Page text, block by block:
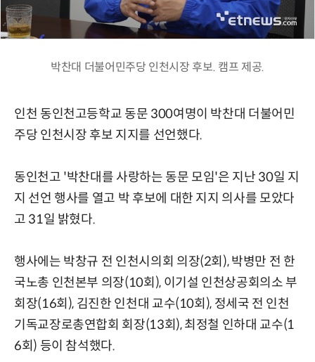
박찬대 더불어민주당 인천시장 후보. 캠프 제공.
인천 동인천고등학교 동문 300여명이 박찬대 더불어민
주당 인천시장 후보 지지를 선언했다.
동인천고 '박찬대를 사랑하는 동문 모임'은 지난 30일 지
지 선언 행사를 열고 박 후보에 대한 지지 의사를 모았다
고 31일 밝혔다.
행사에는 박창규 전 인천시의회 의장(2회), 박병만 전 한
국노총 인천본부 의장(10회), 이기설 인천상공회의소 부
회장(16회), 김진한 인천대 교수(10회), 정세국 전 인천
기독교장로총연합회 회장(13회), 최정철 인하대 교수(1
6회) 등이 참석했다.